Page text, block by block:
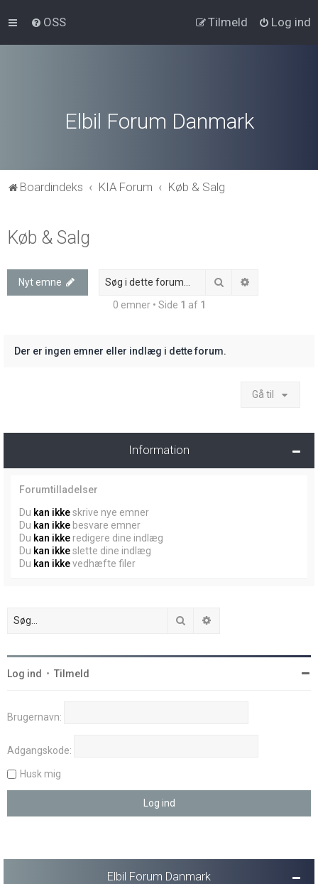
OSS Log ind
Tilmeld
Elbil Forum Danmark
Boardindeks KIA Forum Køb & Salg
Køb & Salg
Nyt emne Søg
0 emner • Side 1 af 1
Der er ingen emner eller indlæg i dette forum.
Gå til
Information
Forumtilladelser
Du kan ikkeskrive nye emner
Du kan ikke besvare emner
Du kan ikke redigere dine indlæg
Du kan ikkeslette dine indlæg
Du kan ikkevedhæfte filer
Søg
Log ind • Tilmeld
Brugernavn:
Adgangskode:
Husk mig
Elbil Forum Danmark